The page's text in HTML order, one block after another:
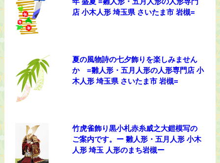
店 小木人形 埼玉県 さいたま市 岩槻=
夏の風物詩の七夕飾りを楽しみません
か =雛人形・五月人形の人形専門店 小
木人形 埼玉県 さいたま市 岩槻=
竹虎雀飾り黒小札赤糸威之大鎧模写の
ご案内です。ー 雛人形・五月人形 小木
人形 埼玉 人形のまち岩槻ー